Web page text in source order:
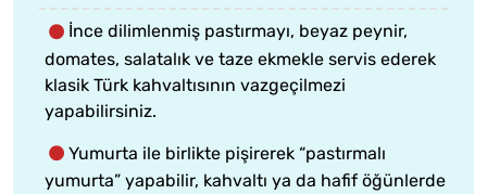
İnce dilimlenmiş pastırmayı, beyaz peynir,
domates, salatalık ve taze ekmekle servis ederek
klasik Türk kahvaltısının vazgeçilmezi
yapabilirsiniz.
Yumurta ile birlikte pişirerek “pastırmalı
yumurta” yapabilir, kahvaltı ya da hafif öğünlerde